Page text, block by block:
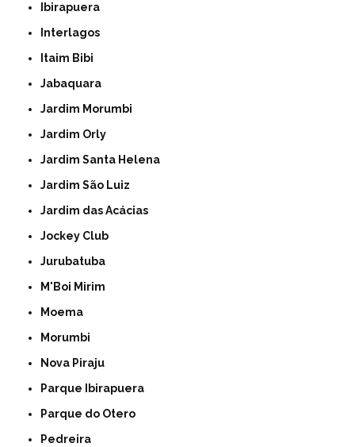
Ibirapuera
Interlagos
Itaim Bibi
Jabaquara
Jardim Morumbi
Jardim Orly
Jardim Santa Helena
Jardim São Luiz
Jardim das Acácias
Jockey Club
Jurubatuba
M'Boi Mirim
Moema
Morumbi
Nova Piraju
Parque Ibirapuera
Parque do Otero
Pedreira